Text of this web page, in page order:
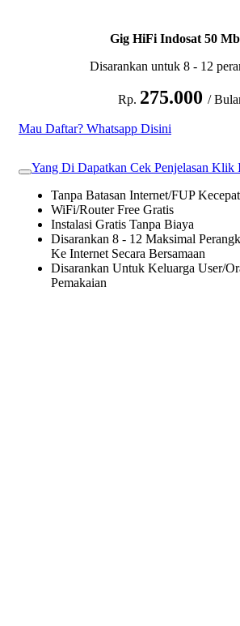
Gig HiFi Indosat 50
Disarankan untuk 8 - 12
Rp. 275.000 /
Mau Daftar? Whatsapp Disini
Yang Di Dapatkan Cek Penjelasan Klik
Tanpa Batasan Internet/FUP
WiFi/Router Free Gratis
Instalasi Gratis Tanpa Biaya
Disarankan 8 - 12 Maksimal
Ke Internet Secara Bersamaan
Disarankan Untuk Keluarga User/
Pemakaian